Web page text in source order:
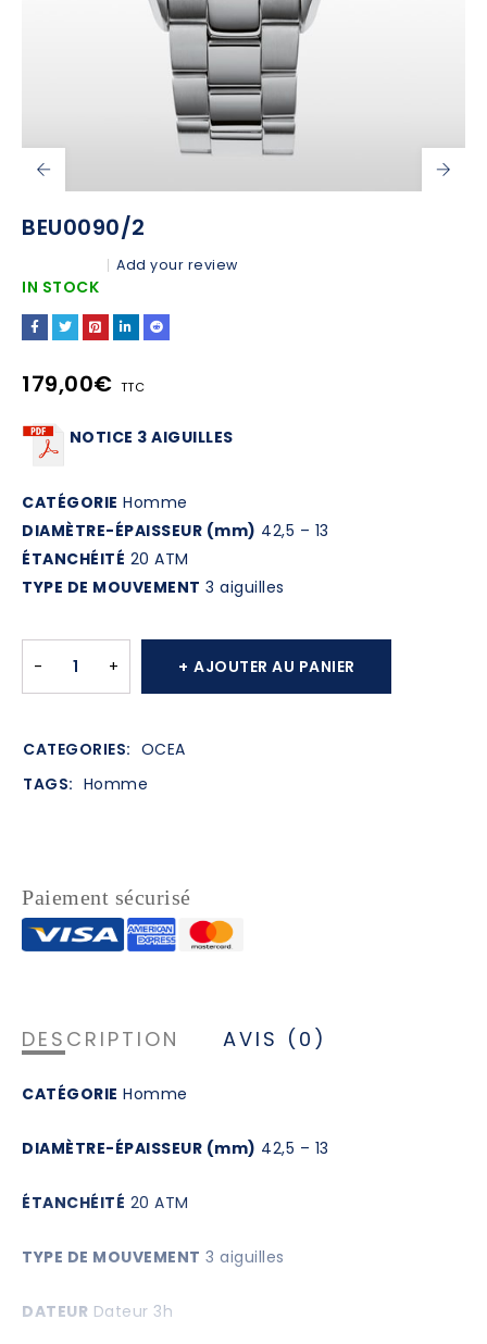
BEU0090/2
IN STOCK
Add your review
179,00€ TTC
NOTICE 3 AIGUILLES
CATÉGORIE Homme
DIAMÈTRE-ÉPAISSEUR (mm) 42,5 – 13
ÉTANCHÉITÉ 20 ATM
TYPE DE MOUVEMENT 3 aiguilles
AJOUTER AU PANIER
CATEGORIES: OCEA
TAGS: Homme
Paiement sécurisé
DESCRIPTION AVIS (0)
CATÉGORIE Homme
DIAMÈTRE-ÉPAISSEUR (mm) 42,5 – 13
ÉTANCHÉITÉ 20 ATM
TYPE DE MOUVEMENT 3 aiguilles
DATEUR Dateur 3h